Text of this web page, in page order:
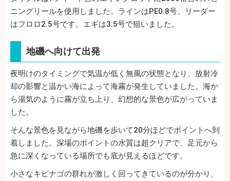
ニングリールを使用しました。ラインはPE0.8号、リーダー
はフロロ2.5号です。エギは3.5号で狙いました。
地磯へ向けて出発
夜明けのタイミングで気温が低く無風の状態となり、放射冷
却の影響と温かい海によって海霧が発生していました。海か
ら湯気のように霧が立ち上り、幻想的な景色が広がっていま
した。
そんな景色を見ながら地磯を歩いて20分ほどでポイントへ到
着しました。深場のポイントの水質は超クリアで、足元から
急に深くなっている場所でも底が見えるほどです。
小さなキビナゴの群れが激しく回ってきているのが分かり、